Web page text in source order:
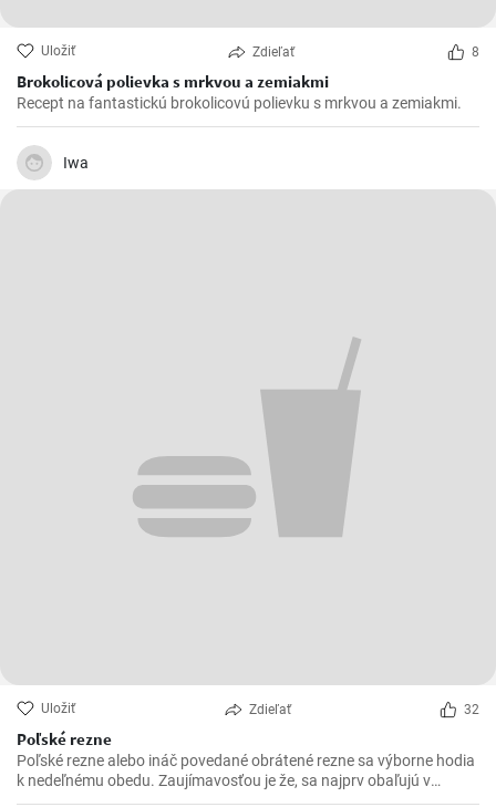
Uložiť Zdieľať 8
Brokolicová polievka s mrkvou a zemiakmi
Recept na fantastickú brokolicovú polievku s mrkvou a zemiakmi.
Iwa
Uložiť Zdieľať 32
Poľské rezne
Poľské rezne alebo ináč povedané obrátené rezne sa výborne hodia
k nedeľnému obedu. Zaujímavosťou je že, sa najprv obaľujú v
strúhanke a až následne vo vajíčku.